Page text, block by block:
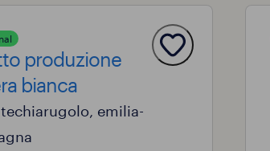
produzione
bianca
emilia-